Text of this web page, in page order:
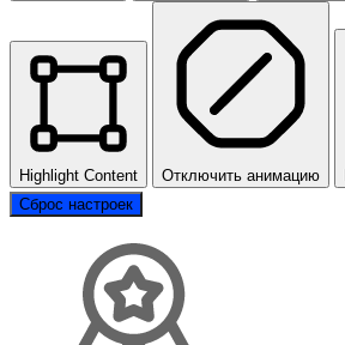
Highlight Content Отключить анимацию
Сброс настроек